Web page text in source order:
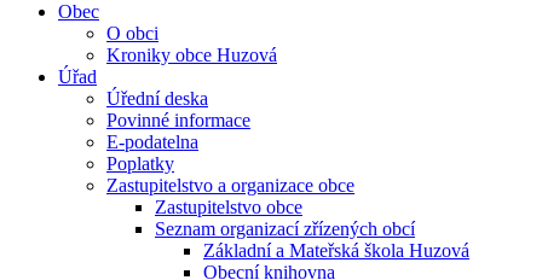
Obec
O obci
Kroniky obce Huzová
Úřad
Úřední deska
Povinné informace
E-podatelna
Poplatky
Zastupitelstvo a organizace obce
Zastupitelstvo obce
Seznam organizací zřízených obcí
Základní a Mateřská škola Huzová
Obecní knihovna